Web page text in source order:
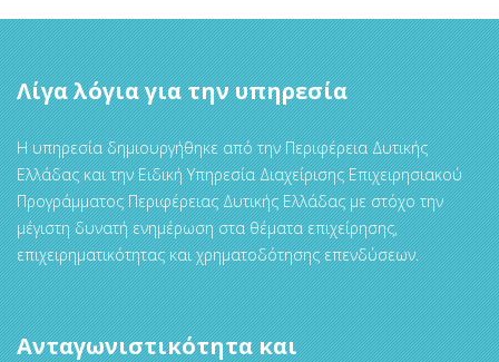
Λίγα λόγια για την υπηρεσία
Η υπηρεσία δημιουργήθηκε από την Περιφέρεια Δυτικής
Ελλάδας και την Ειδική Υπηρεσία Διαχείρισης Επιχειρησιακού
Προγράμματος Περιφέρειας Δυτικής Ελλάδας με στόχο την
μέγιστη δυνατή ενημέρωση στα θέματα επιχείρησης,
επιχειρηματικότητας και χρηματοδότησης επενδύσεων.
Ανταγωνιστικότητα και